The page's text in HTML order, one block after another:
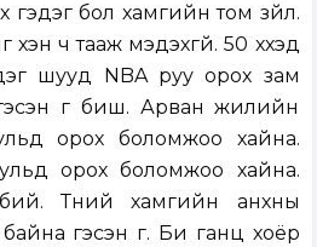
гэдэг бол хамгийн том зүйл.
хэн ч тааж мэдэхгүй. 50 хүүхэд
шууд NBA руу орох зам
үг биш. Арван жилийн
орох боломжоо хайна.
орох боломжоо хайна.
Түүний хамгийн анхны
гэсэн үг. Би ганц хоёр